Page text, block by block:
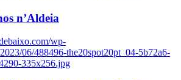
n’Aldeia
wp-
06/488496-the20spot20pt_04-5b72a6-
335x256.jpg